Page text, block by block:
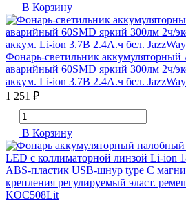
В Корзину
Фонарь-светильник аккумуляторный
аварийный 60SMD яркий 300лм 2ч/
аккум. Li-ion 3.7В 2.4А.ч бел.
1 251 ₽
В Корзину